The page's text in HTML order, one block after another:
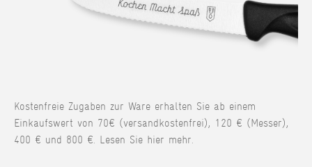
Kostenfreie Zugaben zur Ware erhalten Sie ab einem
Einkaufswert von 70€ (versandkostenfrei), 120 € (Messer),
400 € und 800 €. Lesen Sie hier mehr.